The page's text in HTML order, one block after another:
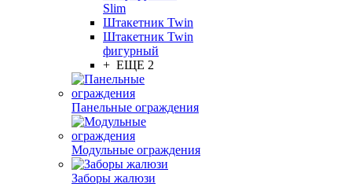
Slim
Штакетник Twin
Штакетник Twin
фигурный
+ ЕЩЕ 2
Панельные ограждения
Модульные ограждения
Заборы жалюзи